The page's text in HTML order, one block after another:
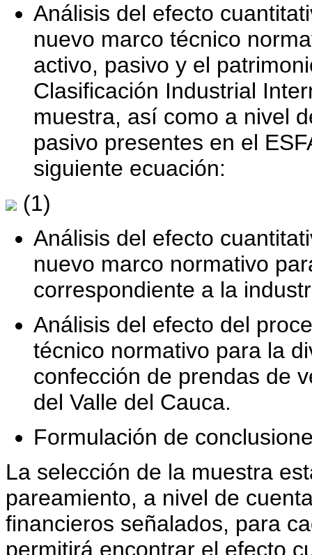
Análisis del efecto
nuevo marco técnico
activo, pasivo y el
Clasificación Industrial
muestra, así como a nivel
pasivo presentes en el
siguiente ecuación:
(1)
Análisis del efecto
nuevo marco normativo
correspondiente a la
Análisis del efecto del
técnico normativo para la
confección de prendas de
del Valle del Cauca.
Formulación de
La selección de la muestra
pareamiento, a nivel de
financieros señalados, para
permitirá encontrar el efecto